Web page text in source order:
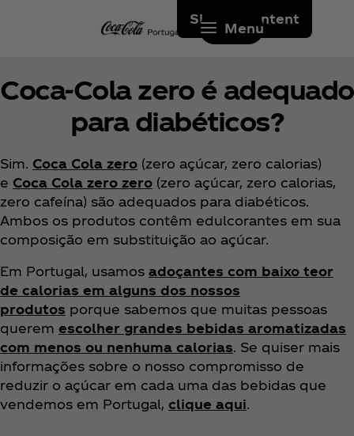
Skip to content
Menu
Coca‑Cola zero é adequado
para diabéticos?
Sim. Coca Cola zero (zero açúcar, zero calorias)
e Coca Cola zero zero (zero açúcar, zero calorias,
zero cafeína) são adequados para diabéticos.
Ambos os produtos contêm edulcorantes em sua
composição em substituição ao açúcar.
Em Portugal, usamos adoçantes com baixo teor
de calorias em alguns dos nossos
produtos porque sabemos que muitas pessoas
querem escolher grandes bebidas aromatizadas
com menos ou nenhuma calorias. Se quiser mais
informações sobre o nosso compromisso de
reduzir o açúcar em cada uma das bebidas que
vendemos em Portugal, clique aqui.